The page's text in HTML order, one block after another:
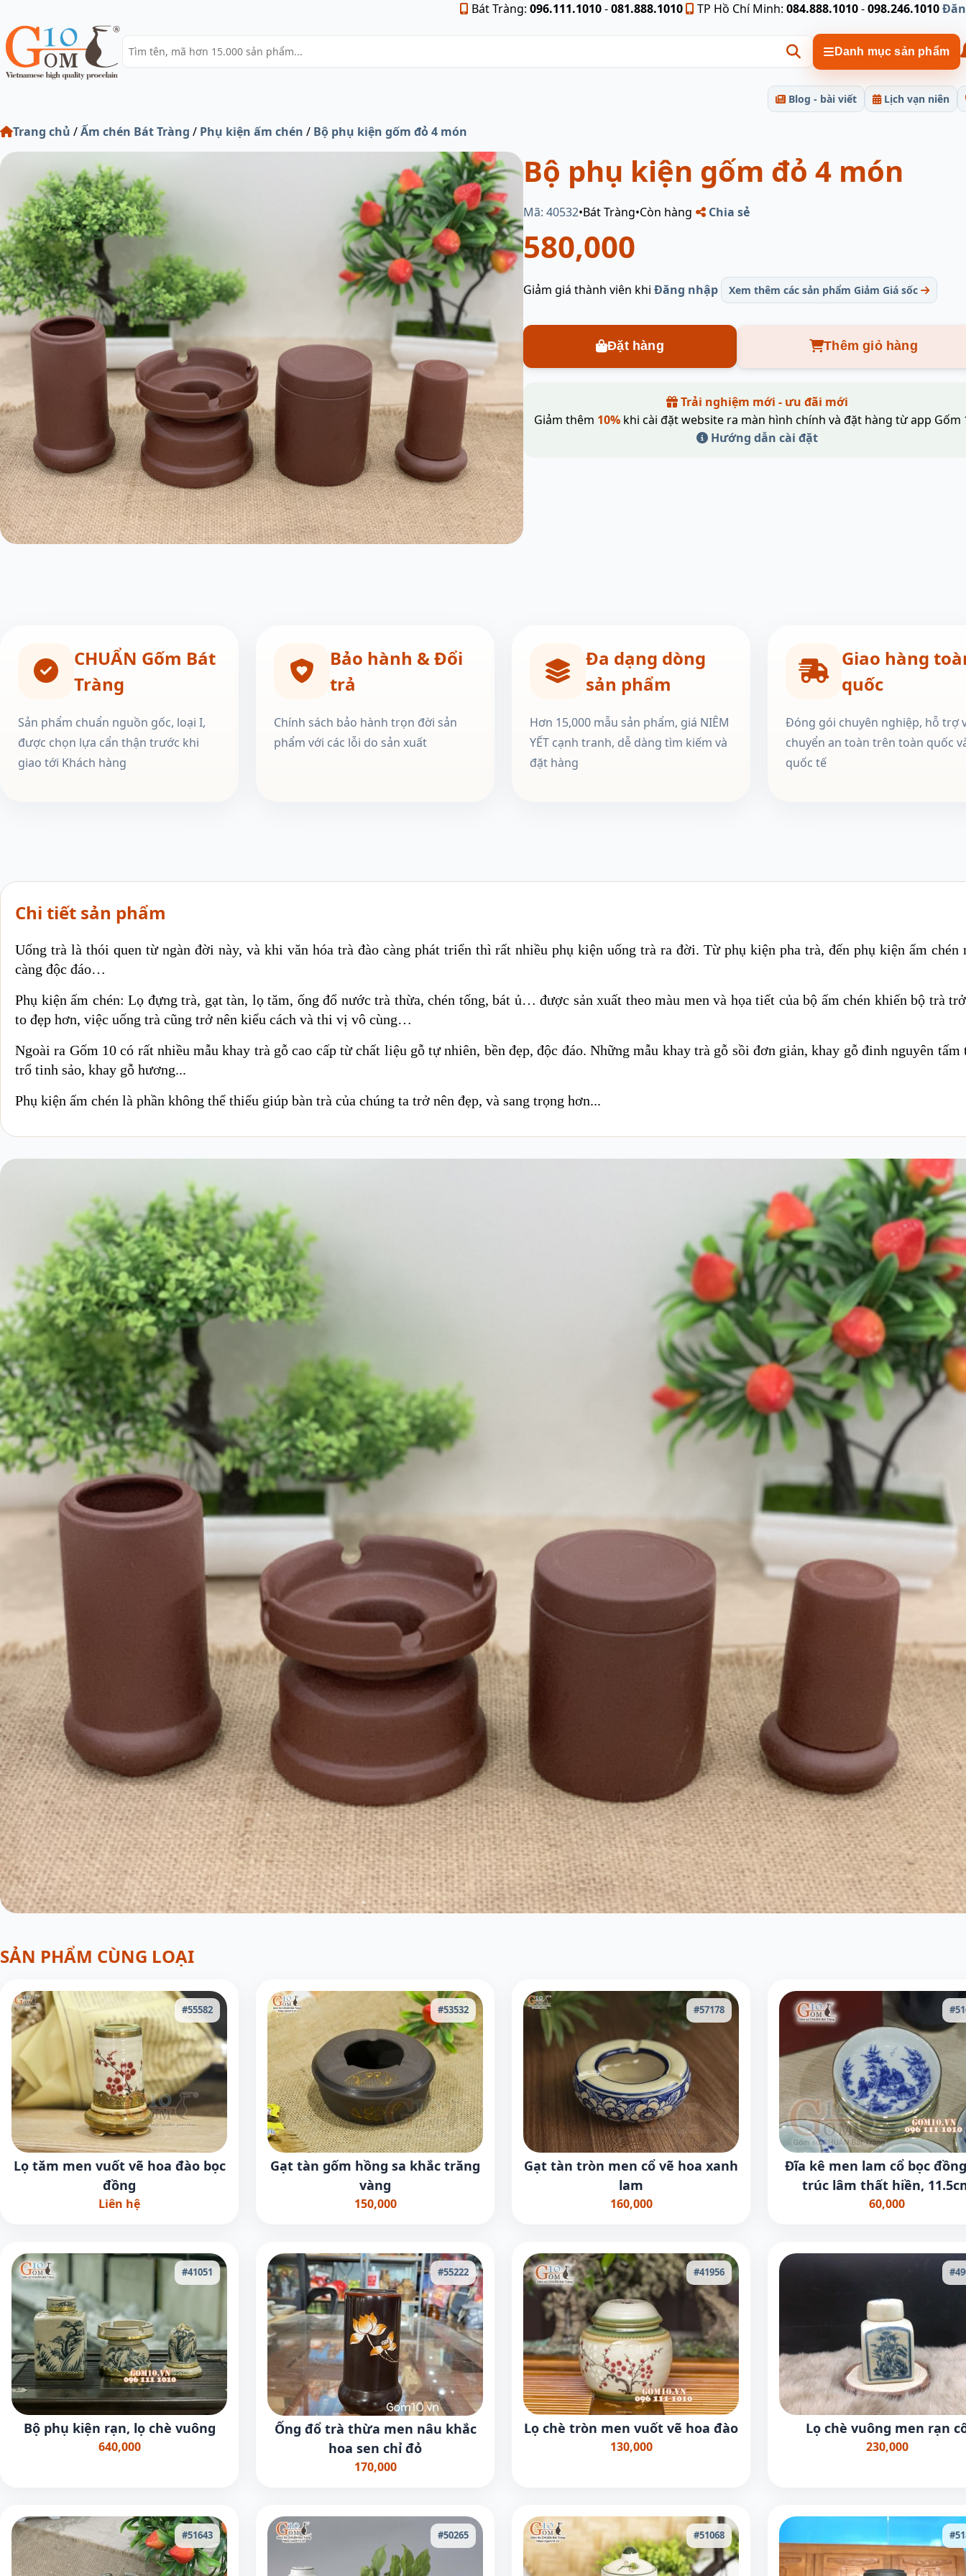
Bát Tràng: 096.111.1010-081.888.1010 TP Hồ Chí Minh: 084.888.1010-098.246.1010
Danh mục sản phẩm
Lịch vạn niên
Blog - bài viết
Trang chủ /Ấm chén Bát Tràng / Phụ kiện ấm chén / Bộ phụ kiện gốm đỏ 4 món
Bộ phụ kiện gốm đỏ 4 món
Mã: 40532•Bát Tràng•Còn hàng Chia sẻ
580,000
Giảm giá thành viên khi Đăng nhập Xem thêm các sản phẩm Giảm Giá sốc
Đặt hàng Thêm giỏ hàng
Trải nghiệm mới - ưu đãi mới
Giảm thêm 10% khi cài đặt website ra màn hình chính và đặt hàng từ app Gốm
Hướng dẫn cài đặt
CHUẨN Gốm Bát
Tràng
Sản phẩm chuẩn nguồn gốc, loại I,
được chọn lựa cẩn thận trước khi
giao tới Khách hàng
Bảo hành & Đổi
trả
Chính sách bảo hành trọn đời sản
phẩm với các lỗi do sản xuất
Đa dạng dòng
sản phẩm
Hơn 15,000 mẫu sản phẩm, giá NIÊM
YẾT cạnh tranh, dễ dàng tìm kiếm và
đặt hàng
Giao hàng
quốc
Đóng gói chuyên nghiệp, hỗ trợ
chuyển an toàn trên toàn quốc
quốc tế
Chi tiết sản phẩm
Uống trà là thói quen từ ngàn đời này, và khi văn hóa trà đào càng phát triển thì rất nhiều phụ kiện uống trà ra đời. Từ phụ kiện pha trà, đến phụ kiện ấm chén
càng độc đáo…
Phụ kiện ấm chén: Lọ đựng trà, gạt tàn, lọ tăm, ống đổ nước trà thừa, chén tống, bát ủ… được sản xuất theo màu men và họa tiết của bộ ấm chén khiến bộ trà
to đẹp hơn, việc uống trà cũng trở nên kiểu cách và thi vị vô cùng…
Ngoài ra Gốm 10 có rất nhiều mẫu khay trà gỗ cao cấp từ chất liệu gỗ tự nhiên, bền đẹp, độc đáo. Những mẫu khay trà gỗ sồi đơn giản, khay gỗ đinh nguyên tấm
trổ tinh sảo, khay gỗ hương...
Phụ kiện ấm chén là phần không thể thiếu giúp bàn trà của chúng ta trở nên đẹp, và sang trọng hơn...
SẢN PHẨM CÙNG LOẠI
#55582
Lọ tăm men vuốt vẽ hoa đào bọc
đồng
Liên hệ
#53532
Gạt tàn gốm hồng sa khắc trăng
vàng
150,000
#57178
Gạt tàn tròn men cổ vẽ hoa xanh
lam
160,000
Đĩa kê men lam cổ bọc
trúc lâm thất hiền,
60,000
#41051
Bộ phụ kiện rạn, lọ chè vuông
640,000
#55222
Ống đổ trà thừa men nâu khắc
hoa sen chỉ đỏ
170,000
#41956
Lọ chè tròn men vuốt vẽ hoa đào
130,000
Lọ chè vuông men rạn
230,000
#51643 #50265 #51068